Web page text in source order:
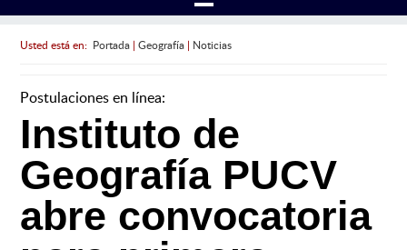
Usted está en: Portada| Geografía| Noticias
Postulaciones en línea:
Instituto de
Geografía PUCV
abre convocatoria